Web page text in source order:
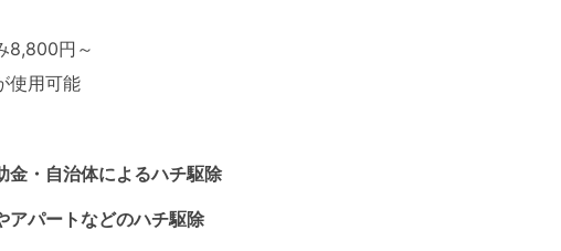
8,800円～
使用可能
金・自治体によるハチ駆除
アパートなどのハチ駆除